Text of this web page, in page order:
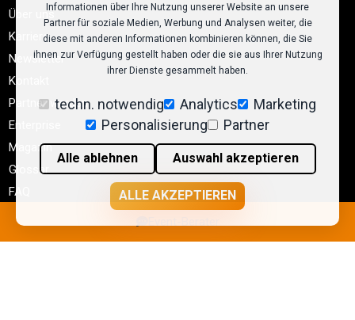
Über uns
Karriere
Newsletter
Kontakt
Partner werden
Enterprise
Magazin
Glossar
FAQ
Informationen über Ihre Nutzung unserer Website an unsere
Partner für soziale Medien, Werbung und Analysen weiter, die
diese mit anderen Informationen kombinieren können, die Sie
ihnen zur Verfügung gestellt haben oder die sie aus Ihrer Nutzung
ihrer Dienste gesammelt haben.
techn. notwendig Analytics
Marketing
Personalisierung
Partner
Alle ablehnen Auswahl akzeptieren
ALLE AKZEPTIEREN